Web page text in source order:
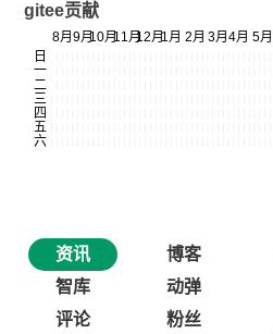
gitee贡献
资讯 博客
智库
动弹
评论
粉丝